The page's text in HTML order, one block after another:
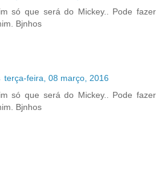
só que será do Mickey.. Pode fazer
Bjnhos
terça-feira, 08 março, 2016
só que será do Mickey.. Pode fazer
Bjnhos